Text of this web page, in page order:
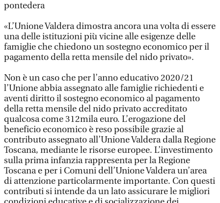
pontedera
«L’Unione Valdera dimostra ancora una volta di essere
una delle istituzioni più vicine alle esigenze delle
famiglie che chiedono un sostegno economico per il
pagamento della retta mensile del nido privato».
Non è un caso che per l’anno educativo 2020/21
l’Unione abbia assegnato alle famiglie richiedenti e
aventi diritto il sostegno economico al pagamento
della retta mensile del nido privato accreditato
qualcosa come 312mila euro. L’erogazione del
beneficio economico è reso possibile grazie al
contributo assegnato all’Unione Valdera dalla Regione
Toscana, mediante le risorse europee. L’investimento
sulla prima infanzia rappresenta per la Regione
Toscana e per i Comuni dell’Unione Valdera un’area
di attenzione particolarmente importante. Con questi
contributi si intende da un lato assicurare le migliori